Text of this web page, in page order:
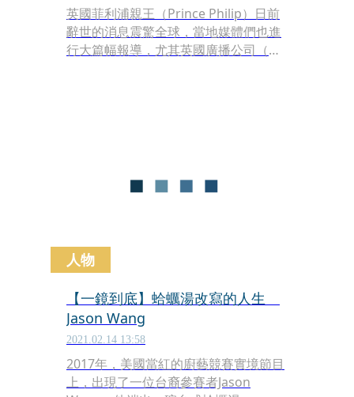
英國菲利浦親王（Prince Philip）日前
辭世的消息震驚全球，當地媒體們也進
行大篇幅報導，尤其英國廣播公司（下
人物
【一鏡到底】蛤蠣湯改寫的人生
Jason Wang
2021.02.14 13:58
2017年，美國當紅的廚藝競賽實境節目
上，出現了一位台裔參賽者Jason